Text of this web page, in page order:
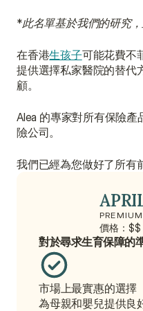
*此名單基於我們的研究，
在香港生孩子可能花費不
提供選擇私家醫院的替代
顧。
Alea 的專家對所有保險
險公司。
我們已經為您做好了所有
PREMIUM
價格：$$
對於尋求生育保障的
市場上最實惠的選擇
為母親和嬰兒提供良